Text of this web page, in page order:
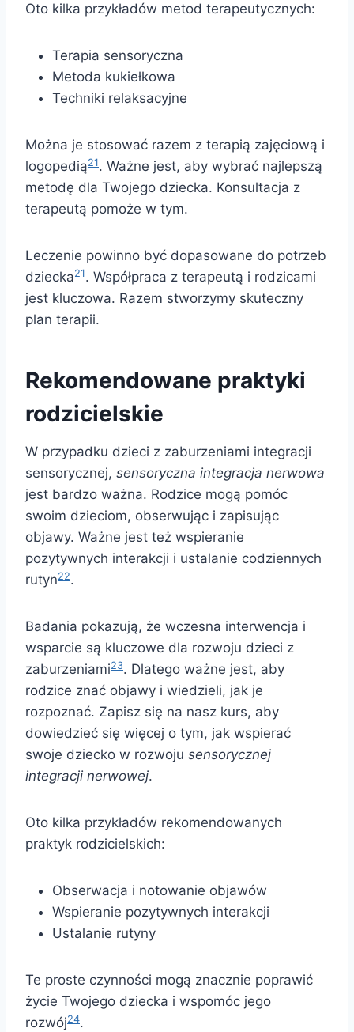
Oto kilka przykładów metod terapeutycznych:
Terapia sensoryczna
Metoda kukiełkowa
Techniki relaksacyjne
Można je stosować razem z terapią zajęciową i
logopedią21. Ważne jest, aby wybrać najlepszą
metodę dla Twojego dziecka. Konsultacja z
terapeutą pomoże w tym.
Leczenie powinno być dopasowane do potrzeb
dziecka21. Współpraca z terapeutą i rodzicami
jest kluczowa. Razem stworzymy skuteczny
plan terapii.
Rekomendowane praktyki
rodzicielskie
W przypadku dzieci z zaburzeniami integracji
sensorycznej, sensoryczna integracja nerwowa
jest bardzo ważna. Rodzice mogą pomóc
swoim dzieciom, obserwując i zapisując
objawy. Ważne jest też wspieranie
pozytywnych interakcji i ustalanie codziennych
rutyn22.
Badania pokazują, że wczesna interwencja i
wsparcie są kluczowe dla rozwoju dzieci z
zaburzeniami23. Dlatego ważne jest, aby
rodzice znać objawy i wiedzieli, jak je
rozpoznać. Zapisz się na nasz kurs, aby
dowiedzieć się więcej o tym, jak wspierać
swoje dziecko w rozwoju sensorycznej
integracji nerwowej.
Oto kilka przykładów rekomendowanych
praktyk rodzicielskich:
Obserwacja i notowanie objawów
Wspieranie pozytywnych interakcji
Ustalanie rutyny
Te proste czynności mogą znacznie poprawić
życie Twojego dziecka i wspomóc jego
rozwój24.